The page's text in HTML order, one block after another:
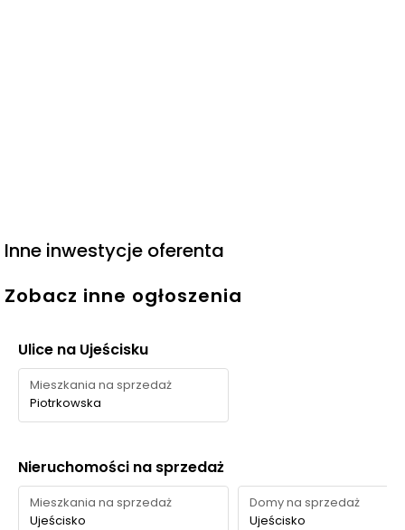
Inne inwestycje oferenta
Zobacz inne ogłoszenia
Ulice na Ujeścisku
Mieszkania na sprzedaż
Piotrkowska
Nieruchomości na sprzedaż
Mieszkania na sprzedaż
Ujeścisko
Domy na sprzedaż
Ujeścisko